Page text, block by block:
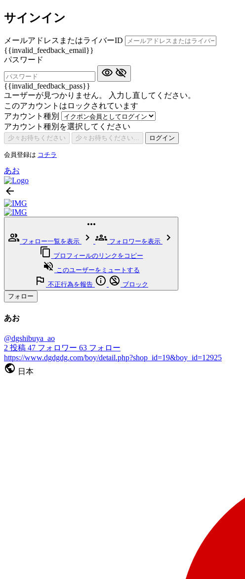
サインイン
メールアドレスまたはライバーID
{{invalid_feedback_email}}
パスワード
{{invalid_feedback_pass}}
ユーザーが見つかりません。 入力し直してください。
このアカウントはロックされています
アカウント種別
アカウント種別を選択してください
少々お待ちください 少々お待ちください... ログイン
会員登録は コチラ
あお
フォロー一覧を表示
フォロワーを表示
プロフィールのリンクをコピー
このユーザーをミュートする
不正行為を報告
ブロック
フォロー
あお
@dgshibuya_ao
2 投稿 47 フォロワー 63 フォロー
https://www.dgdgdg.com/boy/detail.php?shop_id=19&boy_id=12925
日本